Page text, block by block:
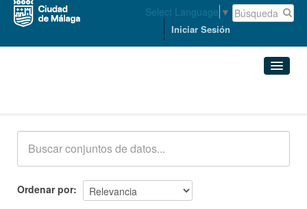
Select Language ▼
Iniciar Sesión
Ordenar por